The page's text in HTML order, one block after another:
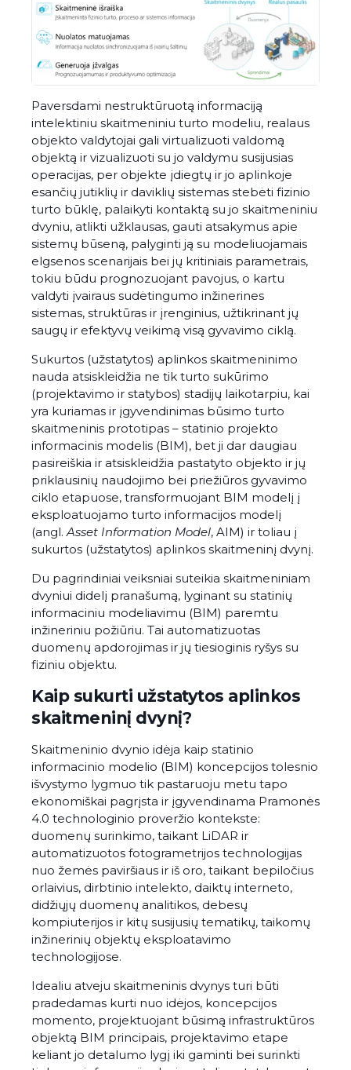
Paversdami nestruktūruotą informaciją
intelektiniu skaitmeniniu turto modeliu, realaus
objekto valdytojai gali virtualizuoti valdomą
objektą ir vizualizuoti su jo valdymu susijusias
operacijas, per objekte įdiegtų ir jo aplinkoje
esančių jutiklių ir daviklių sistemas stebėti fizinio
turto būklę, palaikyti kontaktą su jo skaitmeniniu
dvyniu, atlikti užklausas, gauti atsakymus apie
sistemų būseną, palyginti ją su modeliuojamais
elgsenos scenarijais bei jų kritiniais parametrais,
tokiu būdu prognozuojant pavojus, o kartu
valdyti įvairaus sudėtingumo inžinerines
sistemas, struktūras ir įrenginius, užtikrinant jų
saugų ir efektyvų veikimą visą gyvavimo ciklą.
Sukurtos (užstatytos) aplinkos skaitmeninimo
nauda atsiskleidžia ne tik turto sukūrimo
(projektavimo ir statybos) stadijų laikotarpiu, kai
yra kuriamas ir įgyvendinimas būsimo turto
skaitmeninis prototipas – statinio projekto
informacinis modelis (BIM), bet ji dar daugiau
pasireiškia ir atsiskleidžia pastatyto objekto ir jų
priklausinių naudojimo bei priežiūros gyvavimo
ciklo etapuose, transformuojant BIM modelį į
eksploatuojamo turto informacijos modelį
(angl. Asset Information Model, AIM) ir toliau į
sukurtos (užstatytos) aplinkos skaitmeninį dvynį.
Du pagrindiniai veiksniai suteikia skaitmeniniam
dvyniui didelį pranašumą, lyginant su statinių
informaciniu modeliavimu (BIM) paremtu
inžineriniu požiūriu. Tai automatizuotas
duomenų apdorojimas ir jų tiesioginis ryšys su
fiziniu objektu.
Kaip sukurti užstatytos aplinkos
skaitmeninį dvynį?
Skaitmeninio dvynio idėja kaip statinio
informacinio modelio (BIM) koncepcijos tolesnio
išvystymo lygmuo tik pastaruoju metu tapo
ekonomiškai pagrįsta ir įgyvendinama Pramonės
4.0 technologinio proveržio kontekste:
duomenų surinkimo, taikant LiDAR ir
automatizuotos fotogrametrijos technologijas
nuo žemės paviršiaus ir iš oro, taikant bepiločius
orlaivius, dirbtinio intelekto, daiktų interneto,
didžiųjų duomenų analitikos, debesų
kompiuterijos ir kitų susijusių tematikų, taikomų
inžinerinių objektų eksploatavimo
technologijose.
Idealiu atveju skaitmeninis dvynys turi būti
pradedamas kurti nuo idėjos, koncepcijos
momento, projektuojant būsimą infrastruktūros
objektą BIM principais, projektavimo etape
keliant jo detalumo lygį iki gaminti bei surinkti